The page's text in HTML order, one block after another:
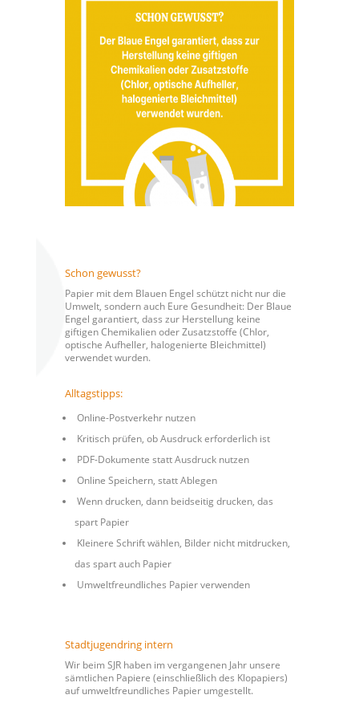
Schon gewusst?
Papier mit dem Blauen Engel schützt nicht nur die
Umwelt, sondern auch Eure Gesundheit: Der Blaue
Engel garantiert, dass zur Herstellung keine
giftigen Chemikalien oder Zusatzstoffe (Chlor,
optische Aufheller, halogenierte Bleichmittel)
verwendet wurden.
Alltagstipps:
Online-Postverkehr nutzen
Kritisch prüfen, ob Ausdruck erforderlich ist
PDF-Dokumente statt Ausdruck nutzen
Online Speichern, statt Ablegen
Wenn drucken, dann beidseitig drucken, das
spart Papier
Kleinere Schrift wählen, Bilder nicht mitdrucken,
das spart auch Papier
Umweltfreundliches Papier verwenden
Stadtjugendring intern
Wir beim SJR haben im vergangenen Jahr unsere
sämtlichen Papiere (einschließlich des Klopapiers)
auf umweltfreundliches Papier umgestellt.